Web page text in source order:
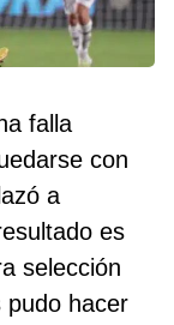
falla
con
a
es
selección
pudo hacer